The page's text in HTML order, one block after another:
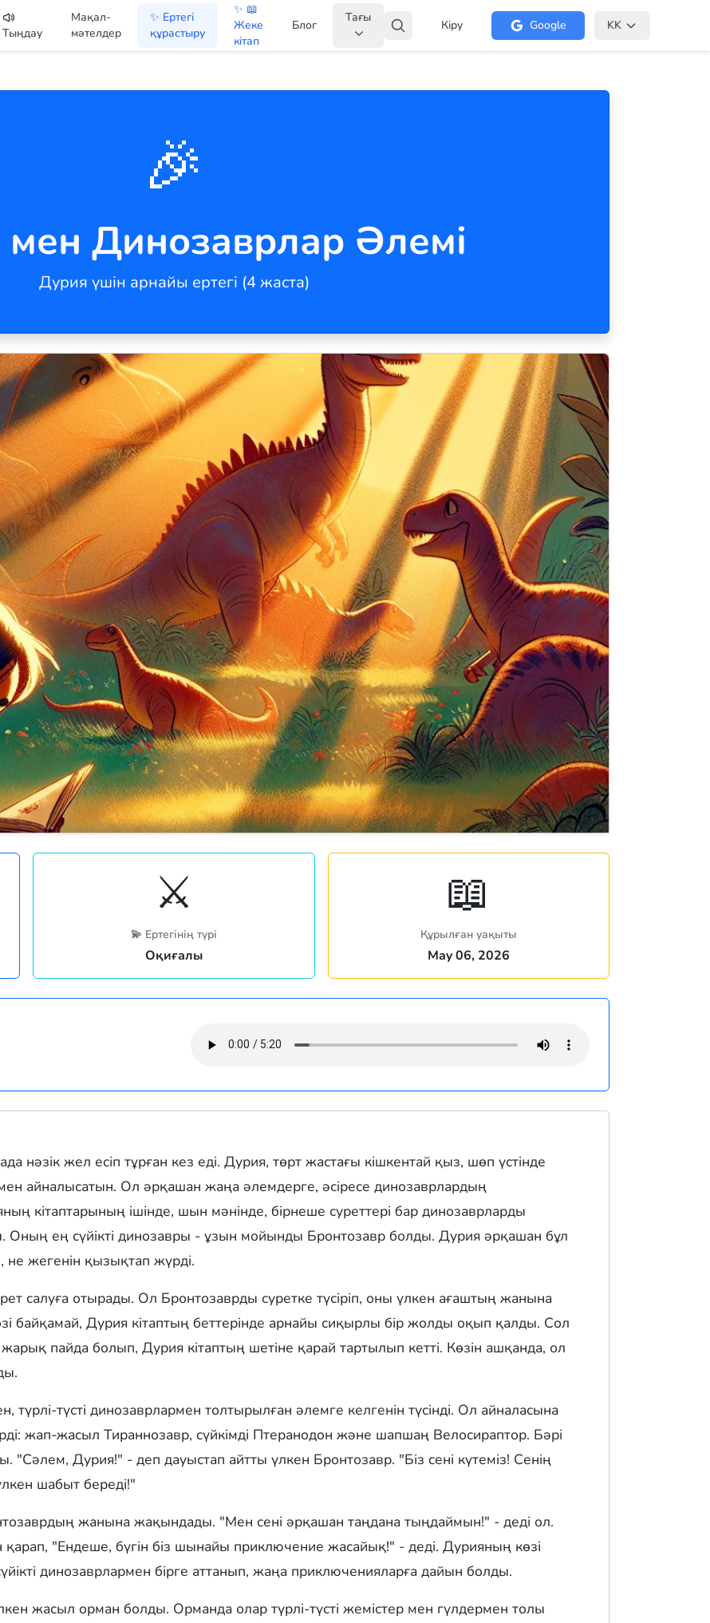
Тыңдау
Мақал-
мәтелдер
✨ Ертегі
құрастыру
✨ 📖
Жеке
кітап
Блог
Тағы
Кіру Google KK
🎉
Динозаврлар Әлемі
Дурия үшін арнайы ертегі (4 жаста)
⚔️
💫 Ертегінің түрі
Оқиғалы
📖
Құрылған уақыты
May 06, 2026
нәзік жел есіп тұрған кез еді. Дурия, төрт жастағы кішкентай қыз, шөп үстінде
айналысатын. Ол әрқашан жаңа әлемдерге, әсіресе динозаврлардың
кітаптарының ішінде, шын мәнінде, бірнеше суреттері бар динозаврларды
Оның ең сүйікті динозавры - ұзын мойынды Бронтозавр болды. Дурия әрқашан бұл
не жегенін қызықтап жүрді.
салуға отырады. Ол Бронтозаврды суретке түсіріп, оны үлкен ағаштың жанына
байқамай, Дурия кітаптың беттерінде арнайы сиқырлы бір жолды оқып қалды. Сол
пайда болып, Дурия кітаптың шетіне қарай тартылып кетті. Көзін ашқанда, ол
түрлі-түсті динозаврлармен толтырылған әлемге келгенін түсінді. Ол айналасына
жап-жасыл Тираннозавр, сүйкімді Птеранодон және шапшаң Велосираптор. Бәрі
"Сәлем, Дурия!" - деп дауыстап айтты үлкен Бронтозавр. "Біз сені күтеміз! Сенің
шабыт береді!"
жанына жақындады. "Мен сені әрқашан таңдана тыңдаймын!" - деді ол.
қарап, "Ендеше, бүгін біз шынайы приключение жасайық!" - деді. Дурияның көзі
динозаврлармен бірге аттанып, жаңа приключенияларға дайын болды.
жасыл орман болды. Орманда олар түрлі-түсті жемістер мен гүлдермен толы